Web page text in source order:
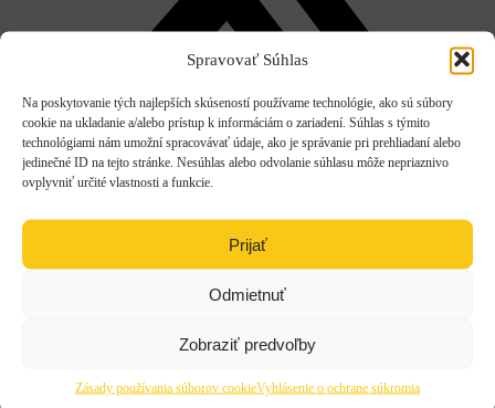
Spravovať Súhlas
Na poskytovanie tých najlepších skúseností používame technológie, ako sú súbory
cookie na ukladanie a/alebo prístup k informáciám o zariadení. Súhlas s týmito
technológiami nám umožní spracovávať údaje, ako je správanie pri prehliadaní alebo
jedinečné ID na tejto stránke. Nesúhlas alebo odvolanie súhlasu môže nepriaznivo
ovplyvniť určité vlastnosti a funkcie.
Prijať
Odmietnuť
Zobraziť predvoľby
Zásady používania súborov cookieVyhlásenie o ochrane súkromia